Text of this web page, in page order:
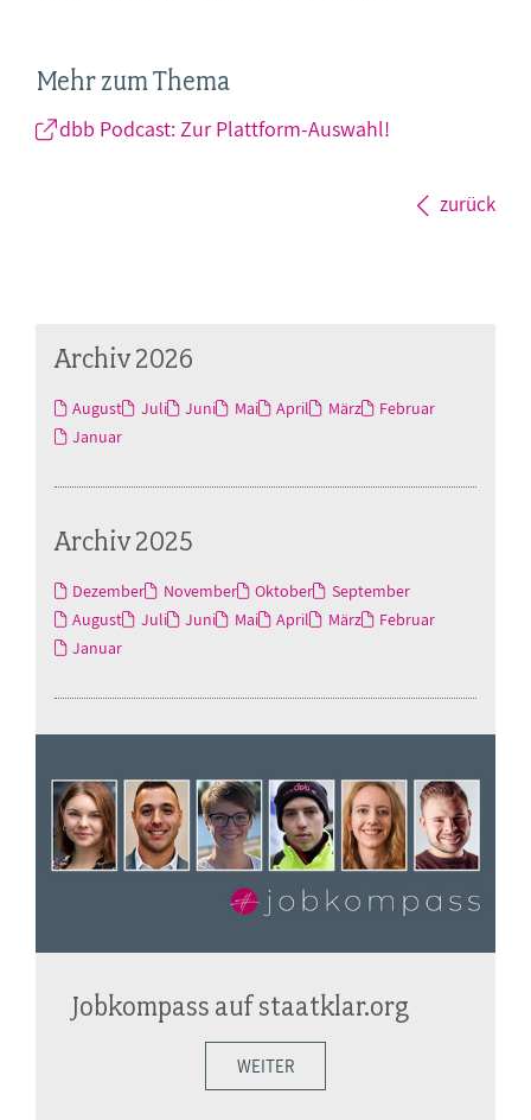
Mehr zum Thema
dbb Podcast: Zur Plattform-Auswahl!
zurück
Archiv 2026
August Juli Juni Mai April März
Februar
Januar
Archiv 2025
Dezember November Oktober
September
August
Juli Juni Mai April März
Februar
Januar
Jobkompass auf staatklar.org
WEITER